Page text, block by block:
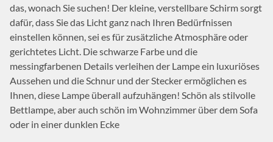
das, wonach Sie suchen! Der kleine, verstellbare Schirm sorgt
dafür, dass Sie das Licht ganz nach Ihren Bedürfnissen
einstellen können, sei es für zusätzliche Atmosphäre oder
gerichtetes Licht. Die schwarze Farbe und die
messingfarbenen Details verleihen der Lampe ein luxuriöses
Aussehen und die Schnur und der Stecker ermöglichen es
Ihnen, diese Lampe überall aufzuhängen! Schön als stilvolle
Bettlampe, aber auch schön im Wohnzimmer über dem Sofa
oder in einer dunklen Ecke